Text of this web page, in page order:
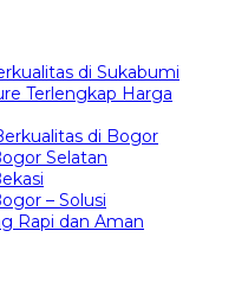
di Sukabumi
Terlengkap Harga
di Bogor
Selatan
– Solusi
Rapi dan Aman